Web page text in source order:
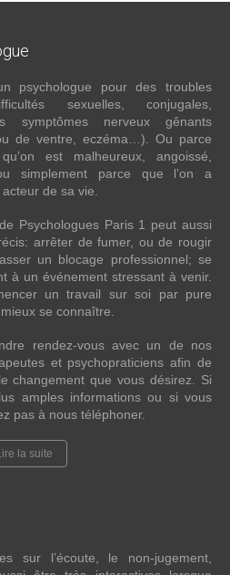
psychologue pour des troubles
sexuelles, conjugales,
symptômes nerveux gênants
de ventre, eczéma…). Ou parce
est malheureux, angoissé,
simplement parce que l’on a
de sa vie.
Psychologues Paris 1 peut aussi
arrêter de fumer, ou de rougir
un blocage professionnel; se
à un événement stressant à venir.
un travail sur soi par pure
se connaître.
rendez-vous avec un de nos
et psychopraticiens afin de
changement que vous désirez. Si
amples informations ou si vous
pas à nous téléphoner.
la suite
sur l’écoute, le non-jugement,